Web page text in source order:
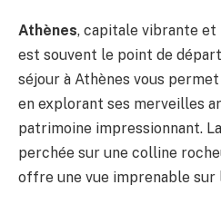
Athènes, capitale vibrante et
est souvent le point de
séjour à Athènes vous
en explorant ses merveilles
patrimoine impressionnant.
perchée sur une colline
offre une vue imprenable sur